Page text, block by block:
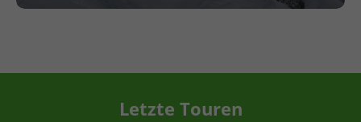
Letzte Touren